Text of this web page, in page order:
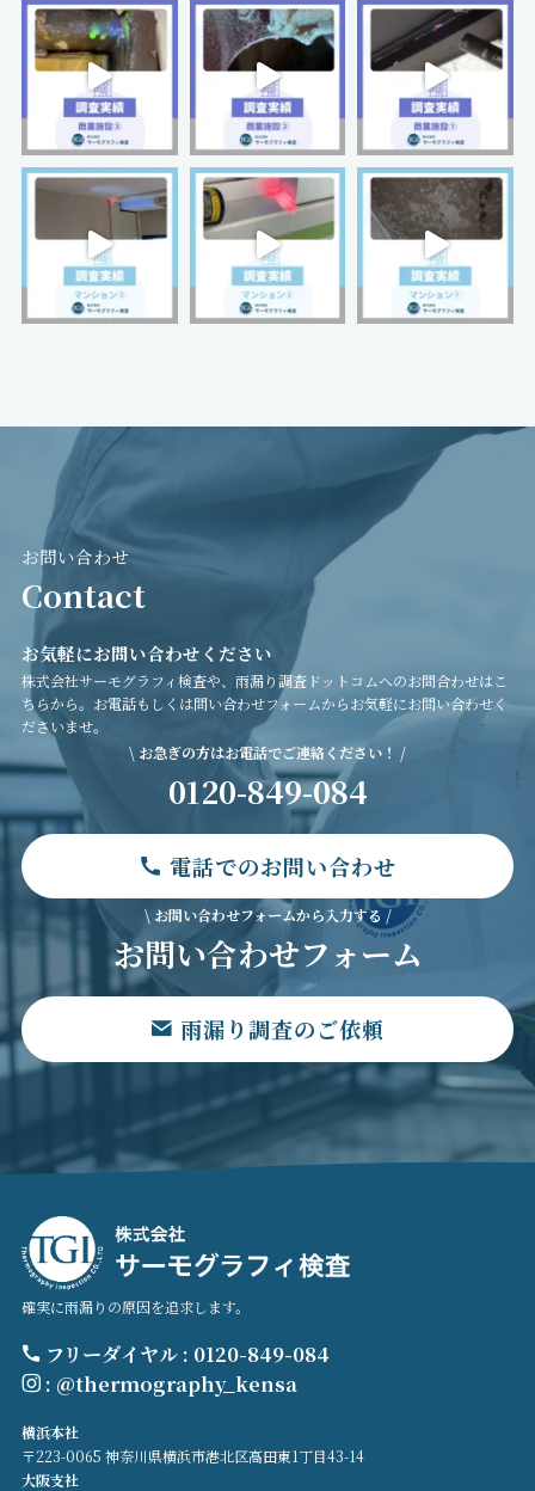
お問い合わせ
Contact
お気軽にお問い合わせください
株式会社サーモグラフィ検査や、雨漏り調査ドットコムへのお問合わせはこ
ちらから。お電話もしくは問い合わせフォームからお気軽にお問い合わせく
ださいませ。
\ お急ぎの方はお電話でご連絡ください！ /
0120-849-084
電話でのお問い合わせ
\ お問い合わせフォームから入力する /
お問い合わせフォーム
雨漏り調査のご依頼
確実に雨漏りの原因を追求します。
フリーダイヤル : 0120-849-084
: @thermography_kensa
横浜本社
〒223-0065 神奈川県横浜市港北区高田東1丁目43-14
大阪支社